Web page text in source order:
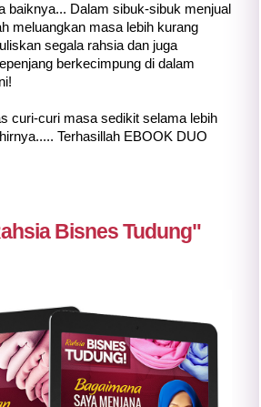
baiknya... Dalam sibuk-sibuk menjual
meluangkan masa lebih kurang
segala rahsia dan juga
berkecimpung di dalam
curi-curi masa sedikit selama lebih
Terhasillah EBOOK DUO
Bisnes Tudung"